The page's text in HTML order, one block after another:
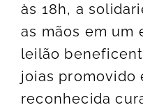
às 18h, a
as mãos em um
leilão
joias promovido
reconhecida